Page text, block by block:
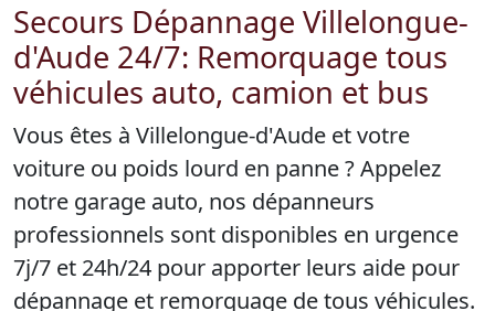
Secours Dépannage Villelongue-
d'Aude 24/7: Remorquage tous
véhicules auto, camion et bus
Vous êtes à Villelongue-d'Aude et votre
voiture ou poids lourd en panne ? Appelez
notre garage auto, nos dépanneurs
professionnels sont disponibles en urgence
7j/7 et 24h/24 pour apporter leurs aide pour
dépannage et remorquage de tous véhicules.